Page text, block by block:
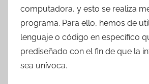
computadora, y esto se realiza
programa. Para ello, hemos de
lenguaje o código en específico
prediseñado con el fin de que la
sea unívoca.